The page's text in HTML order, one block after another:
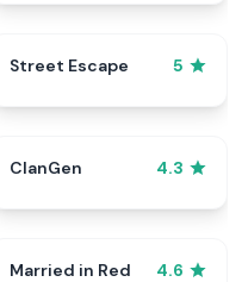
Street Escape 5
ClanGen 4.3
Married in Red 4.6